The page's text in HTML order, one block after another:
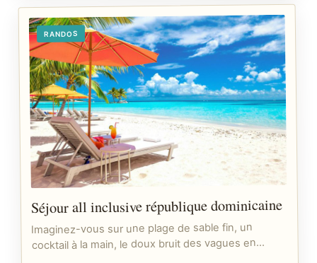
RANDOS
Séjour all inclusive république dominicaine
Imaginez-vous sur une plage de sable fin, un
cocktail à la main, le doux bruit des vagues en…